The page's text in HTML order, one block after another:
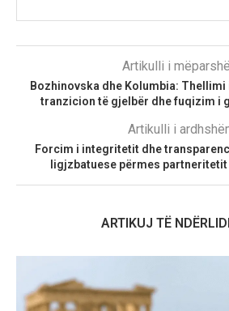
Artikulli i
Bozhinovska dhe Kolumbia:
tranzicion të gjelbër dhe fuqizim i
Artikulli i
Forcim i integritetit dhe
ligjzbatuese përmes
ARTIKUJ TË